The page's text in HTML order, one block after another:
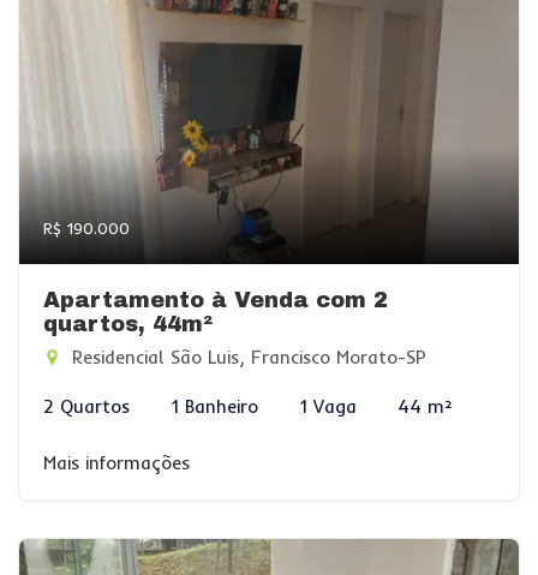
R$ 190.000
Apartamento à Venda com 2
quartos, 44m²
Residencial São Luis, Francisco Morato-SP
2 Quartos 1 Banheiro 1 Vaga 44 m²
Mais informações